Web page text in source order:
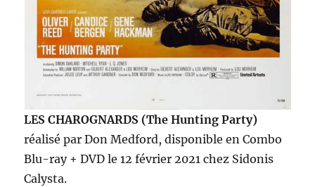
LES CHAROGNARDS (The Hunting Party)
réalisé par Don Medford, disponible en Combo
Blu-ray + DVD le 12 février 2021 chez Sidonis
Calysta.